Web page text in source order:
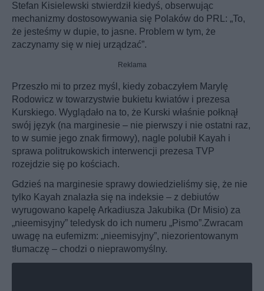
Stefan Kisielewski stwierdził kiedyś, obserwując
mechanizmy dostosowywania się Polaków do PRL: „To,
że jesteśmy w dupie, to jasne. Problem w tym, że
zaczynamy się w niej urządzać”.
Reklama
Przeszło mi to przez myśl, kiedy zobaczyłem Marylę
Rodowicz w towarzystwie bukietu kwiatów i prezesa
Kurskiego. Wyglądało na to, że Kurski właśnie połknął
swój język (na marginesie – nie pierwszy i nie ostatni raz,
to w sumie jego znak firmowy), nagle polubił Kayah i
sprawa politrukowskich interwencji prezesa TVP
rozejdzie się po kościach.
Gdzieś na marginesie sprawy dowiedzieliśmy się, że nie
tylko Kayah znalazła się na indeksie – z debiutów
wyrugowano kapelę Arkadiusza Jakubika (Dr Misio) za
„nieemisyjny” teledysk do ich numeru „Pismo”.Zwracam
uwagę na eufemizm: „nieemisyjny”, niezorientowanym
tłumaczę – chodzi o nieprawomyślny.